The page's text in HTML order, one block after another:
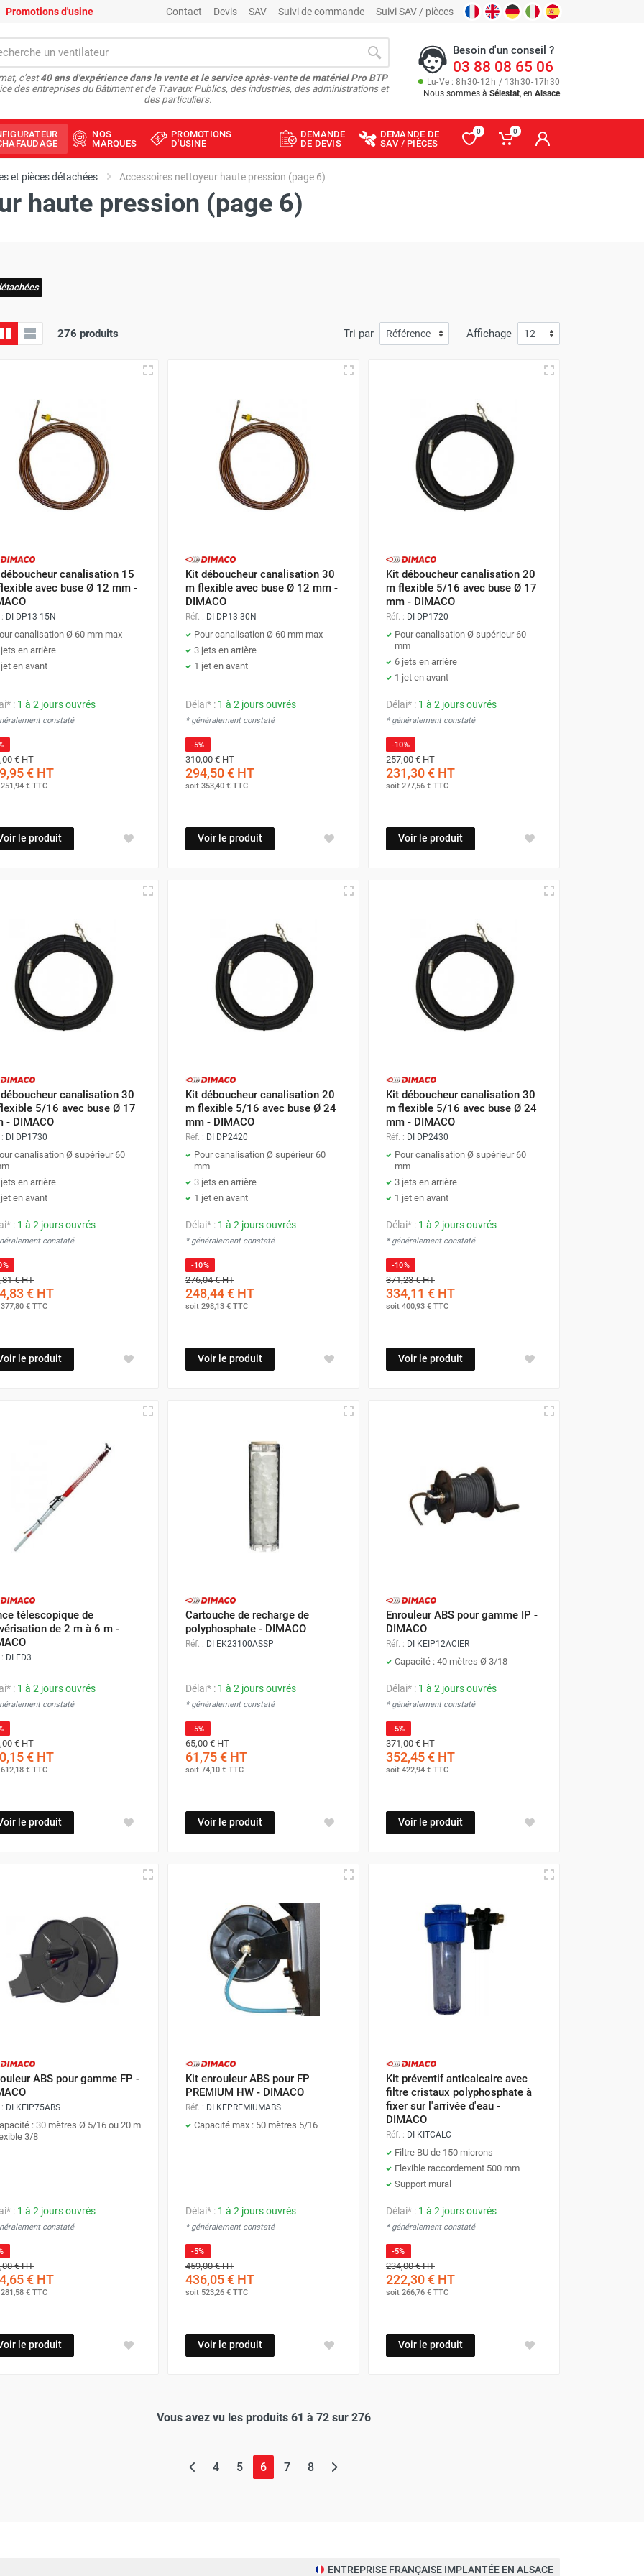
Promotions d'usine Contact Devis SAV Suivi de commande Suivi SAV / pièces
c'est40 ans d'expérience dans la vente et le service après-vente de matériel Pro BTP
des entreprises du Bâtiment et de Travaux Publics, des industries, des administrations et
des particuliers.
Besoin d'un conseil ?
03 88 08 65 06
Lu-Ve : 8h30-12h / 13h30-17h30
Nous sommes à Sélestat, en Alsace
NOS
MARQUES
PROMOTIONS
D'USINE
DEMANDE
DE DEVIS
DEMANDE DE
SAV / PIÈCES
0 0
et pièces détachées Accessoires nettoyeur haute pression (page 6)
haute pression (page 6)
276 produits Tri par Affichage
canalisation 15
avec buse Ø 12 mm -
DI DP13-15N
canalisation Ø 60 mm max
en arrière
jet en avant
: 1 à 2 jours ouvrés
constaté
€HT
€ HT
251,94 € TTC
le produit
Kit déboucheur canalisation 30
m flexible avec buse Ø 12 mm -
DIMACO
Réf. : DI DP13-30N
Pour canalisation Ø 60 mm max
3 jets en arrière
1 jet en avant
Délai* : 1 à 2 jours ouvrés
* généralement constaté
-5%
310,00 €HT
294,50 €HT
soit 353,40 €TTC
Voir le produit
Kit déboucheur canalisation 20
m flexible 5/16 avec buse Ø 17
mm - DIMACO
Réf. : DI DP1720
Pour canalisation Ø supérieur 60
mm
6 jets en arrière
1 jet en avant
Délai* : 1 à 2 jours ouvrés
* généralement constaté
-10%
257,00 €HT
231,30 €HT
soit 277,56 €TTC
Voir le produit
canalisation 30
5/16 avec buse Ø 17
- DIMACO
DI DP1730
canalisation Ø supérieur 60
jets en arrière
jet en avant
: 1 à 2 jours ouvrés
constaté
€HT
€ HT
377,80 € TTC
le produit
Kit déboucheur canalisation 20
m flexible 5/16 avec buse Ø 24
mm - DIMACO
Réf. : DI DP2420
Pour canalisation Ø supérieur 60
mm
3 jets en arrière
1 jet en avant
Délai* : 1 à 2 jours ouvrés
* généralement constaté
-10%
276,04 €HT
248,44 €HT
soit 298,13 €TTC
Voir le produit
Kit déboucheur canalisation 30
m flexible 5/16 avec buse Ø 24
mm - DIMACO
Réf. : DI DP2430
Pour canalisation Ø supérieur 60
mm
3 jets en arrière
1 jet en avant
Délai* : 1 à 2 jours ouvrés
* généralement constaté
-10%
371,23 €HT
334,11 €HT
soit 400,93 €TTC
Voir le produit
télescopique de
de 2 m à 6 m -
DI ED3
: 1 à 2 jours ouvrés
constaté
€HT
€ HT
612,18 € TTC
le produit
Cartouche de recharge de
polyphosphate - DIMACO
Réf. : DI EK23100ASSP
Délai* : 1 à 2 jours ouvrés
* généralement constaté
-5%
65,00 €HT
61,75 €HT
soit 74,10 €TTC
Voir le produit
Enrouleur ABS pour gamme IP -
DIMACO
Réf. : DI KEIP12ACIER
Capacité : 40 mètres Ø 3/18
Délai* : 1 à 2 jours ouvrés
* généralement constaté
-5%
371,00 €HT
352,45 €HT
soit 422,94 €TTC
Voir le produit
ABS pour gamme FP -
DI KEIP75ABS
: 30 mètres Ø 5/16 ou 20 m
3/8
: 1 à 2 jours ouvrés
constaté
€HT
€ HT
281,58 € TTC
le produit
Kit enrouleur ABS pour FP
PREMIUM HW - DIMACO
Réf. : DI KEPREMIUMABS
Capacité max : 50 mètres 5/16
Délai* : 1 à 2 jours ouvrés
* généralement constaté
-5%
459,00 €HT
436,05 €HT
soit 523,26 €TTC
Voir le produit
Kit préventif anticalcaire avec
filtre cristaux polyphosphate à
fixer sur l'arrivée d'eau -
DIMACO
Réf. : DI KITCALC
Filtre BU de 150 microns
Flexible raccordement 500 mm
Support mural
Délai* : 1 à 2 jours ouvrés
* généralement constaté
-5%
234,00 €HT
222,30 €HT
soit 266,76 €TTC
Voir le produit
Vous avez vu les produits 61 à 72 sur 276
4 5 6(page actuelle)
7 8
ENTREPRISE FRANÇAISE IMPLANTÉE EN ALSACE